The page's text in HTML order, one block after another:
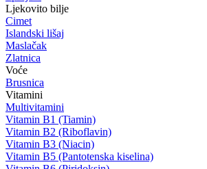
Ljekovito bilje
Cimet
Islandski lišaj
Maslačak
Zlatnica
Voće
Brusnica
Vitamini
Multivitamini
Vitamin B1 (Tiamin)
Vitamin B2 (Riboflavin)
Vitamin B3 (Niacin)
Vitamin B5 (Pantotenska kiselina)